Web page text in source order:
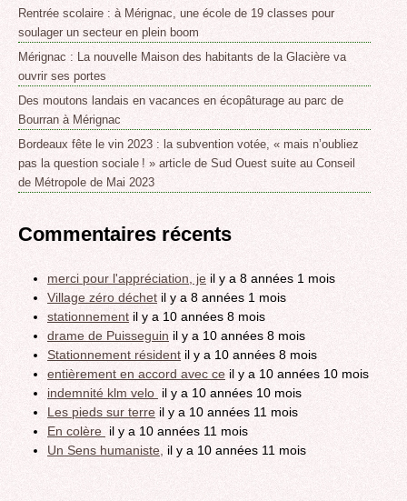
Rentrée scolaire : à Mérignac, une école de 19 classes pour
soulager un secteur en plein boom
Mérignac : La nouvelle Maison des habitants de la Glacière va
ouvrir ses portes
Des moutons landais en vacances en écopâturage au parc de
Bourran à Mérignac
Bordeaux fête le vin 2023 : la subvention votée, « mais n’oubliez
pas la question sociale ! » article de Sud Ouest suite au Conseil
de Métropole de Mai 2023
Commentaires récents
merci pour l'appréciation, je il y a 8 années 1 mois
Village zéro déchet il y a 8 années 1 mois
stationnement il y a 10 années 8 mois
drame de Puisseguin il y a 10 années 8 mois
Stationnement résident il y a 10 années 8 mois
entièrement en accord avec ce il y a 10 années 10 mois
indemnité klm velo il y a 10 années 10 mois
Les pieds sur terre il y a 10 années 11 mois
En colère il y a 10 années 11 mois
Un Sens humaniste, il y a 10 années 11 mois